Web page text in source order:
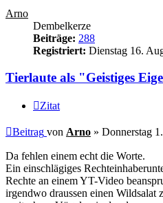
Arno
Dembelkerze
Beiträge: 288
Registriert: Dienstag 16.
Tierlaute als "Geistiges
Zitat
Beitrag von Arno » Donnerstag
Da fehlen einem echt die Worte.
Ein einschlägiges
Rechte an einem YT-Video
irgendwo draussen einen Wildsalat